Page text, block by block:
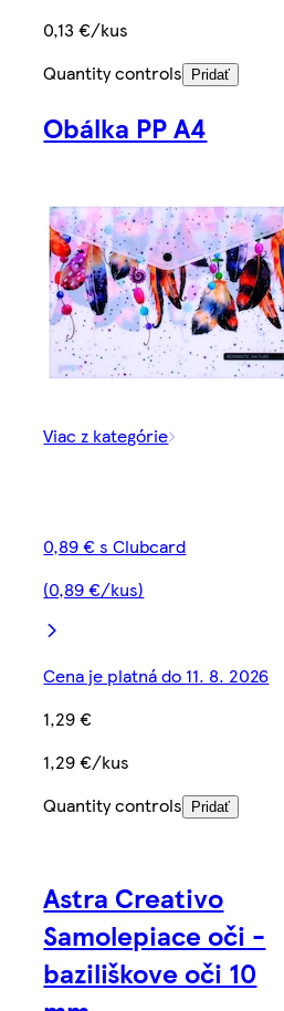
0,13 €/kus
Quantity controls
Pridať
Obálka PP A4
Viac z kategórie
0,89 € s Clubcard
(0,89 €/kus)
Cena je platná do 11. 8. 2026
1,29 €
1,29 €/kus
Quantity controls Pridať
Astra Creativo
Samolepiace oči -
baziliškove oči 10